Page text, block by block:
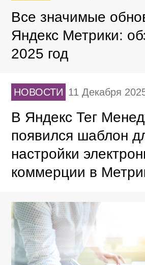
Все значимые
Яндекс Метрики:
2025 год
НОВОСТИ 11 Декабря
В Яндекс Тег
появился шаблон
настройки
коммерции в